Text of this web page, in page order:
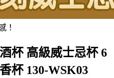
！
杯 高級威士忌杯 6
杯 130-WSK03